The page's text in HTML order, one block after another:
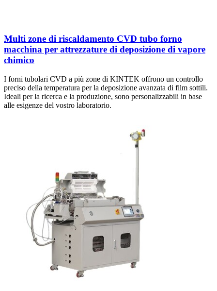
Multi zone di riscaldamento CVD tubo forno
macchina per attrezzature di deposizione di vapore
chimico
I forni tubolari CVD a più zone di KINTEK offrono un controllo
preciso della temperatura per la deposizione avanzata di film sottili.
Ideali per la ricerca e la produzione, sono personalizzabili in base
alle esigenze del vostro laboratorio.